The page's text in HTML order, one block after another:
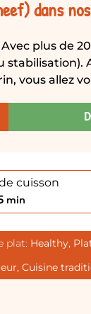
dans
vous allez
cuisson
min
plat: Healthy,
Cuisine